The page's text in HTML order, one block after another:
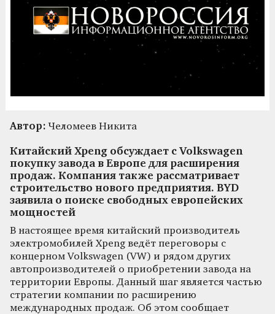
Автор: Челомеев Никита
Китайский Xpeng обсуждает с Volkswagen
покупку завода в Европе для расширения
продаж. Компания также рассматривает
строительство нового предприятия. BYD
заявила о поиске свободных европейских
мощностей
В настоящее время китайский производитель
электромобилей Xpeng ведёт переговоры с
концерном Volkswagen (VW) и рядом других
автопроизводителей о приобретении завода на
территории Европы. Данный шаг является частью
стратегии компании по расширению
международных продаж. Об этом сообщает